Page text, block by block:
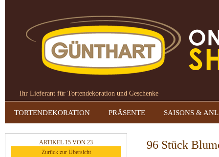
Ihr Lieferant für Tortendekoration und Geschenke
TORTENDEKORATION PRÄSENTE SAISONS &
ARTIKEL 15 VON 23
Zurück zur Übersicht
96 Stück